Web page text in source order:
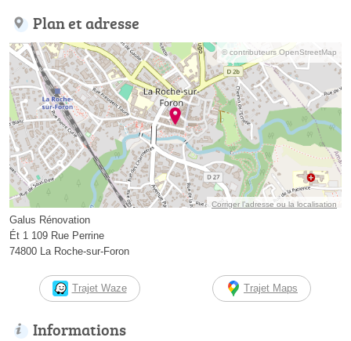
Plan et adresse
© contributeurs OpenStreetMap
Corriger l’adresse ou la localisation
Galus Rénovation
Ét 1 109 Rue Perrine
74800 La Roche-sur-Foron
Trajet Waze Trajet Maps
Informations